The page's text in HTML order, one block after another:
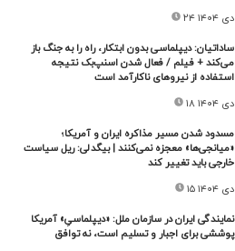
۲۴ دی ۱۴۰۴
ساداتیان: دیپلماسی بدون ابتکار، راه را به جنگ باز
می‌کند + فیلم / فعال شدن اسنپ‌بک نتیجه
استفاده از نیروهای ناکارآمد است
۱۸ دی ۱۴۰۴
مسدود شدن مسیر مذاکره ایران و آمریکا؛
«میانجی‌ها» معجزه نمی‌کنند | بیگدلی: ریل سیاست
خارجی باید تغییر کند
۱۵ دی ۱۴۰۴
نمایندگی ایران در سازمان ملل: «دیپلماسیِ» آمریکا
پوششی برای اجبار و تسلیم است، نه توافق